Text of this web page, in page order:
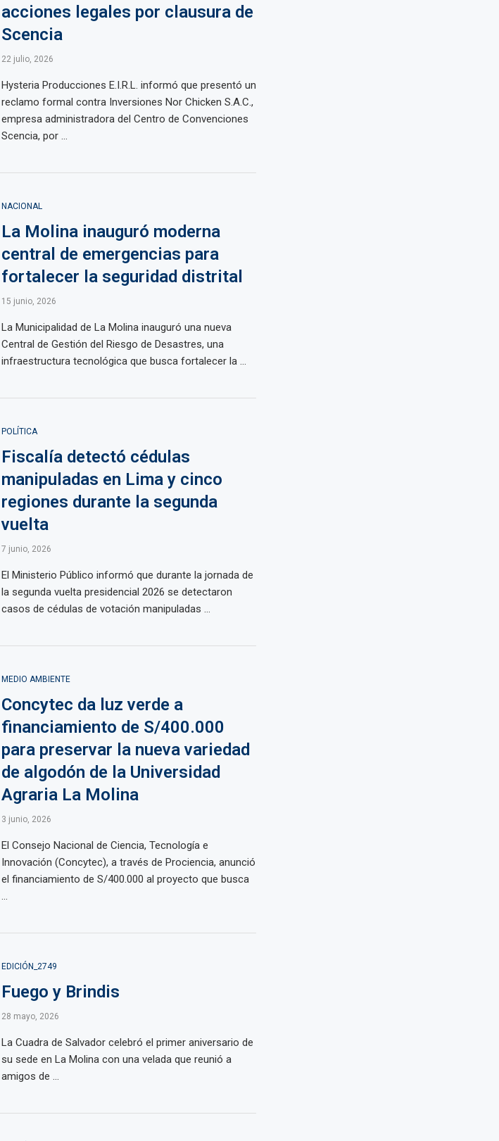
acciones legales por clausura de
Scencia
22 julio, 2026
Hysteria Producciones E.I.R.L. informó que presentó un
reclamo formal contra Inversiones Nor Chicken S.A.C.,
empresa administradora del Centro de Convenciones
Scencia, por ...
NACIONAL
La Molina inauguró moderna
central de emergencias para
fortalecer la seguridad distrital
15 junio, 2026
La Municipalidad de La Molina inauguró una nueva
Central de Gestión del Riesgo de Desastres, una
infraestructura tecnológica que busca fortalecer la ...
POLÍTICA
Fiscalía detectó cédulas
manipuladas en Lima y cinco
regiones durante la segunda
vuelta
7 junio, 2026
El Ministerio Público informó que durante la jornada de
la segunda vuelta presidencial 2026 se detectaron
casos de cédulas de votación manipuladas ...
MEDIO AMBIENTE
Concytec da luz verde a
financiamiento de S/400.000
para preservar la nueva variedad
de algodón de la Universidad
Agraria La Molina
3 junio, 2026
El Consejo Nacional de Ciencia, Tecnología e
Innovación (Concytec), a través de Prociencia, anunció
el financiamiento de S/400.000 al proyecto que busca
...
EDICIÓN_2749
Fuego y Brindis
28 mayo, 2026
La Cuadra de Salvador celebró el primer aniversario de
su sede en La Molina con una velada que reunió a
amigos de ...